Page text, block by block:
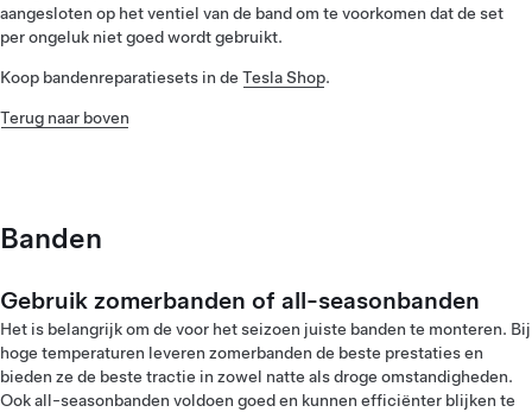
aangesloten op het ventiel van de band om te voorkomen dat de set
per ongeluk niet goed wordt gebruikt.
Koop bandenreparatiesets in de Tesla Shop.
Terug naar boven
Banden
Gebruik zomerbanden of all-seasonbanden
Het is belangrijk om de voor het seizoen juiste banden te monteren. Bij
hoge temperaturen leveren zomerbanden de beste prestaties en
bieden ze de beste tractie in zowel natte als droge omstandigheden.
Ook all-seasonbanden voldoen goed en kunnen efficiënter blijken te